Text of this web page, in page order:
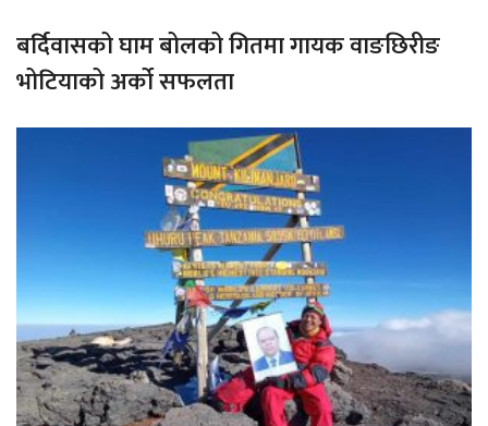
बर्दिवासको घाम बोलको गितमा गायक वाङछिरीङ
भोटियाको अर्को सफलता